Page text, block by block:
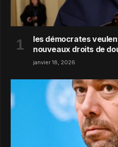
les démocrates
nouveaux droits de
janvier 18, 2026